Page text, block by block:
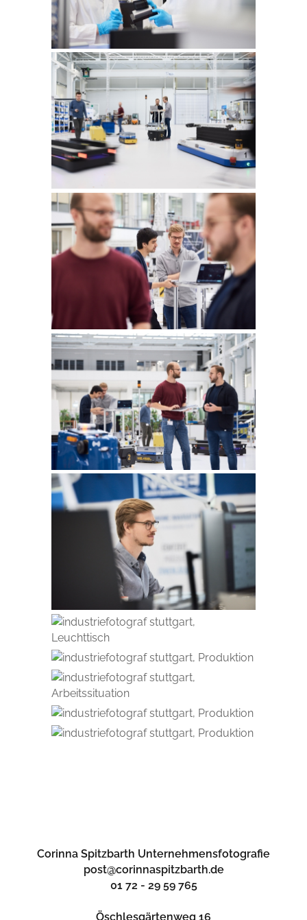
Corinna Spitzbarth Unternehmensfotografie
post@corinnaspitzbarth.de
01 72 - 29 59 765
Öschlesgärtenweg 16